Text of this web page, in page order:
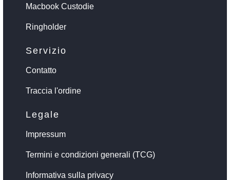
Macbook Custodie
Ringholder
Servizio
Contatto
Traccia l'ordine
Legale
Impressum
Termini e condizioni generali (TCG)
Informativa sulla privacy